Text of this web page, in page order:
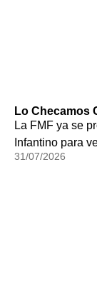
Lo Checamos
La FMF ya se
Infantino para
31/07/2026